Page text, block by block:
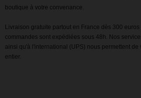
boutique à votre convenance.
Livraison gratuite partout en France dès 300 euros
commandes sont expédiées sous 48h. Nos
ainsi qu'à l'international (UPS) nous permettent
entier.